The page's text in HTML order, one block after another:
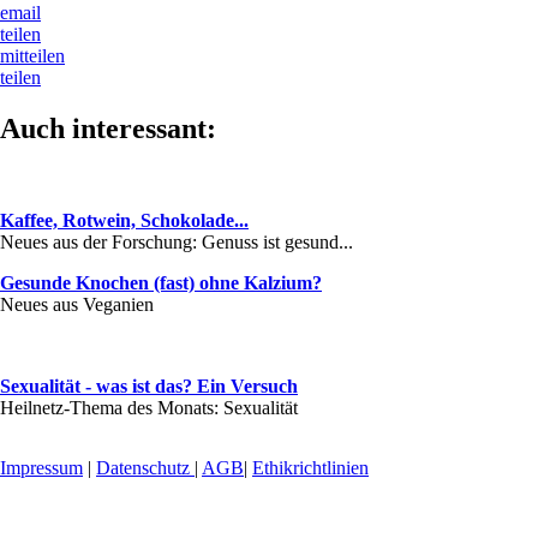
email
teilen
mitteilen
teilen
Auch interessant:
Kaffee, Rotwein, Schokolade...
Neues aus der Forschung: Genuss ist gesund...
Gesunde Knochen (fast) ohne Kalzium?
Neues aus Veganien
Sexualität - was ist das? Ein Versuch
Heilnetz-Thema des Monats: Sexualität
Impressum | Datenschutz | AGB| Ethikrichtlinien